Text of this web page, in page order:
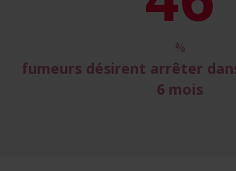
%
fumeurs désirent arrêter
6 mois